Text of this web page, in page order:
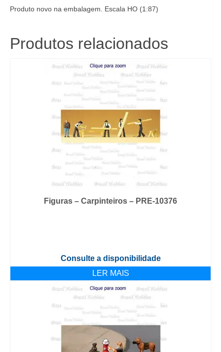
Produto novo na embalagem. Escala HO (1:87)
Produtos relacionados
Figuras – Carpinteiros – PRE-10376
Consulte a disponibilidade
LER MAIS